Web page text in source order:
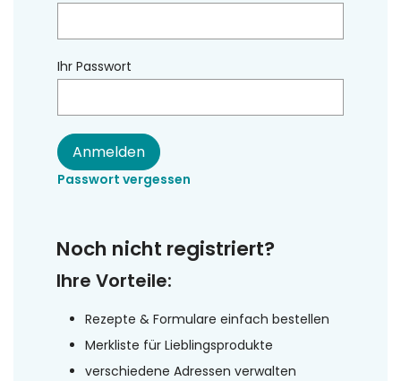
Ihr Passwort
Anmelden
Passwort vergessen
Noch nicht registriert?
Ihre Vorteile:
Rezepte & Formulare einfach bestellen
Merkliste für Lieblingsprodukte
verschiedene Adressen verwalten